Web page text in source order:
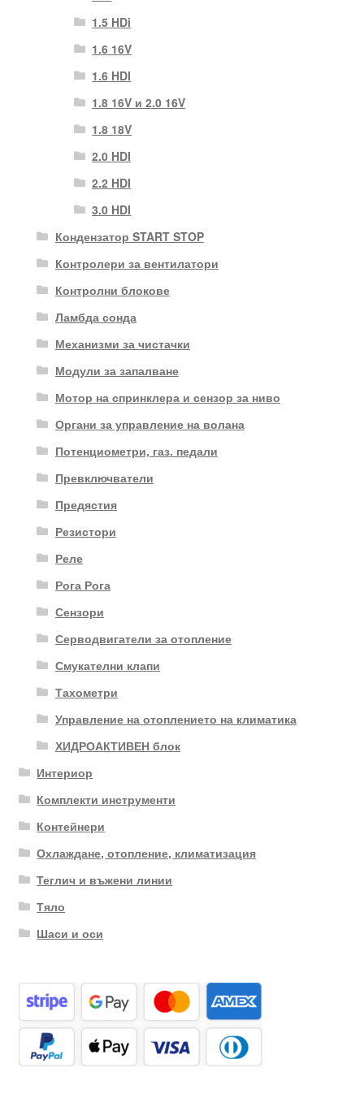
1.5 HDi
1.6 16V
1.6 HDI
1.8 16V и 2.0 16V
1.8 18V
2.0 HDI
2.2 HDI
3.0 HDI
Кондензатор START STOP
Контролери за вентилатори
Контролни блокове
Ламбда сонда
Механизми за чистачки
Модули за запалване
Мотор на спринклера и сензор за ниво
Органи за управление на волана
Потенциометри, газ. педали
Превключватели
Предястия
Резистори
Реле
Рога Рога
Сензори
Серводвигатели за отопление
Смукателни клапи
Тахометри
Управление на отоплението на климатика
ХИДРОАКТИВЕН блок
Интериор
Комплекти инструменти
Контейнери
Охлаждане, отопление, климатизация
Теглич и въжени линии
Тяло
Шаси и оси